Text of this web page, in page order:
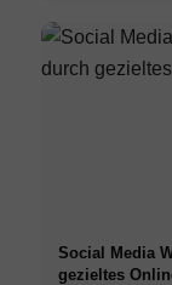
Social Media
gezieltes